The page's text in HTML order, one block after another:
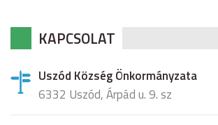
KAPCSOLAT
Uszód Község Önkormányzata
6332 Uszód, Árpád u. 9. sz